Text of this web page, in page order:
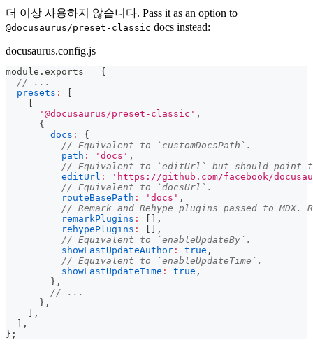
더 이상 사용하지 않습니다. Pass it as an option to
@docusaurus/preset-classic docs instead:
docusaurus.config.js
module . exports = {
// ...
presets :
[
[
'@docusaurus/preset-classic' ,
{
docs :
{
// Equivalent to `customDocsPath`.
path : 'docs' ,
// Equivalent to `editUrl` but should point
editUrl :
'https://github.com/facebook/
// Equivalent to `docsUrl`.
routeBasePath : 'docs' ,
// Remark and Rehype plugins passed to MDX.
remarkPlugins : [ ] ,
rehypePlugins : [ ] ,
// Equivalent to `enableUpdateBy`.
showLastUpdateAuthor : true ,
// Equivalent to `enableUpdateTime`.
showLastUpdateTime : true ,
} ,
// ...
} ,
] ,
] ,
} ;